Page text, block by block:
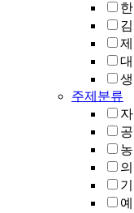
주제분류